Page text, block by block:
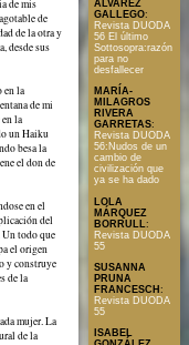
de mis
de
de la otra y
desde sus
en la
de mi
la
un Haiku
besa la
el don de
en el
del
Un todo que
el origen
y construye
de la
mujer. La
de la
ÁLVAREZ
GALLEGO:
Revista DUODA
56 El último
Sottosopra:razón
para no
desfallecer
MARÍA-
MILAGROS
RIVERA
GARRETAS:
Revista DUODA
56:Nudos de un
cambio de
civilización que
ya se ha dado
LOLA
MÁRQUEZ
BORRULL :
Revista DUODA
55
SUSANNA
PRUNA
FRANCESCH :
Revista DUODA
55
ISABEL